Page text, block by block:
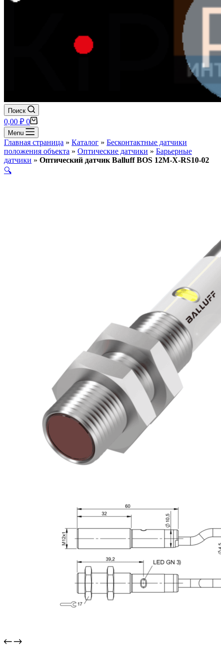
Поиск
Корзина
0,00 ₽ 0
Menu
Главная страница » Каталог » Бесконтактные датчики
положения объекта » Оптические датчики » Барьерные
датчики » Оптический датчик Balluff BOS 12M-X-RS10-02
🔍